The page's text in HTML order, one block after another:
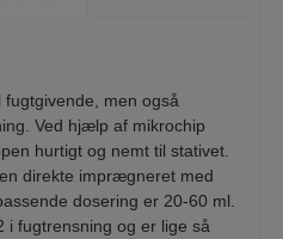
men også
Ved hjælp af mikrochip
hurtigt og nemt til stativet.
direkte imprægneret med
dosering er 20-60 ml.
i fugtrensning og er lige så